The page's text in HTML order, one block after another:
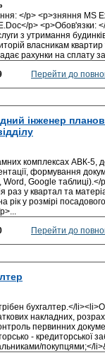
</p> <p>зняння MS
p> <p>Обов'язки:
з утримання
власникам
рахунки на сплату
Перейти до
інженер
комплексах АВК-5,
формування
Google таблиці).</
раз у квартал та
рік у розмірі
Перейти до
бухгалтер.</
накладних,
первинних
- кредиторської
покупцями;</